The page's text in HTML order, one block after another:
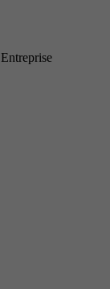
Entreprise